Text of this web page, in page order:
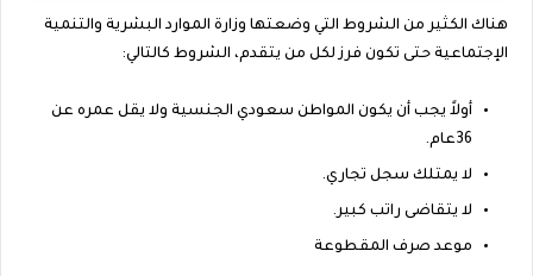
هناك الكثير من الشروط التي وضعتها وزارة الموارد البشرية والتنمية
الإجتماعية حتى تكون فرز لكل من يتقدم، الشروط كالتالي:
أولاً يجب أن يكون المواطن سعودي الجنسية ولا يقل عمره عن
36عام.
لا يمتلك سجل تجاري.
لا يتقاضى راتب كبير.
موعد صرف المقطوعة